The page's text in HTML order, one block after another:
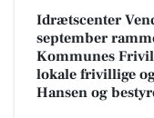
Idrætscenter
september
Kommunes
lokale frivillige
Hansen og